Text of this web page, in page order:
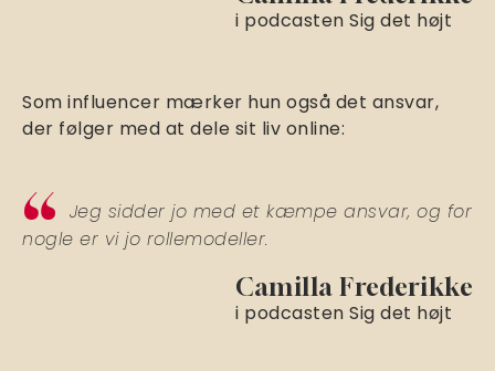
i podcasten Sig det højt
Som influencer mærker hun også det ansvar,
der følger med at dele sit liv online:
Jeg sidder jo med et kæmpe ansvar, og for
nogle er vi jo rollemodeller.
Camilla Frederikke
i podcasten Sig det højt